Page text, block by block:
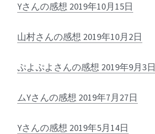
Yさんの感想 2019年10月15日
山村さんの感想 2019年10月2日
ぷよぷよさんの感想 2019年9月3日
ムYさんの感想 2019年7月27日
Yさんの感想 2019年5月14日